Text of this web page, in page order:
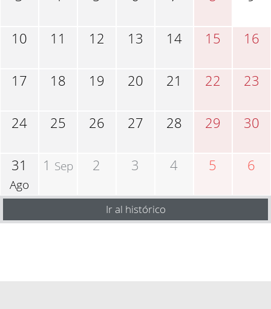
10 11 12 13 14 15 16
17 18 19 20 21 22 23
24 25 26 27 28 29 30
31
Ago
1 Sep 2 3 4 5 6
Ir al histórico